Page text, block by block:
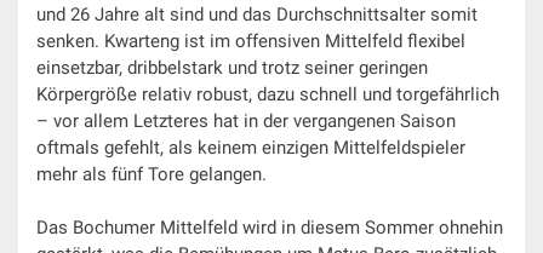
und 26 Jahre alt sind und das Durchschnittsalter somit
senken. Kwarteng ist im offensiven Mittelfeld flexibel
einsetzbar, dribbelstark und trotz seiner geringen
Körpergröße relativ robust, dazu schnell und torgefährlich
– vor allem Letzteres hat in der vergangenen Saison
oftmals gefehlt, als keinem einzigen Mittelfeldspieler
mehr als fünf Tore gelangen.
Das Bochumer Mittelfeld wird in diesem Sommer ohnehin